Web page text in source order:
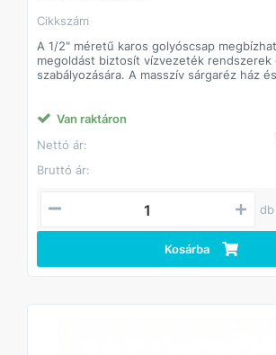
Cikkszám
A 1/2" méretű karos golyóscsap
megoldást biztosít vízvezeték rendszerek
szabályozására. A masszív sárgaréz ház
A karos működtetés gyors és egyszerű
zárást tesz lehetővé, így ideális választás
ipari vízrendszerekhez egyaránt. A belső-
menetes csatlakozás szabványos
kompatibilis.
Műszaki jellemzők:
• Méret: 1/2"
• Csatlakozás: BB (belső menet – belső
• Kivitel: karos működtetés
Alkalmazási területek:
• Kerti és öntözőrendszerek
Van raktáron
Nettó ár:
Bruttó ár:
db
Kosárba